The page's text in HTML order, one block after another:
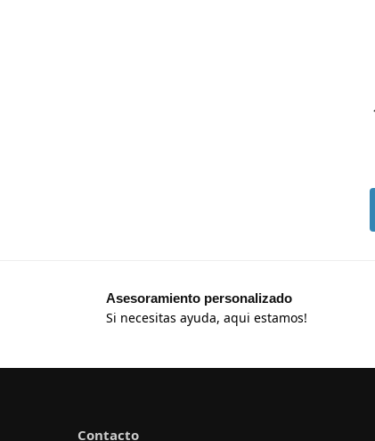
Asesoramiento personalizado
Si necesitas ayuda, aqui estamos!
Contacto